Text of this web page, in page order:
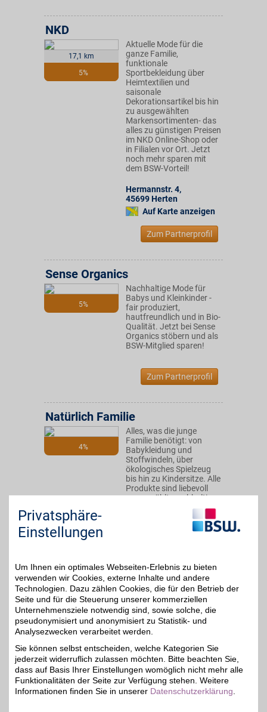
17,1 km
5%
NKD
Aktuelle Mode für die
ganze Familie,
funktionale
Sportbekleidung über
Heimtextilien und
saisonale
Dekorationsartikel bis hin
zu ausgewählten
Markensortimenten- das
alles zu günstigen Preisen
im NKD Online-Shop oder
in Filialen vor Ort. Jetzt
noch mehr sparen mit
dem BSW-Vorteil!
Hermannstr. 4,
45699 Herten
Auf Karte anzeigen
Zum Partnerprofil
5%
Sense Organics
Nachhaltige Mode für
Babys und Kleinkinder -
fair produziert,
hautfreundlich und in Bio-
Qualität. Jetzt bei Sense
Organics stöbern und als
BSW-Mitglied sparen!
Zum Partnerprofil
4%
Natürlich Familie
Alles, was die junge
Familie benötigt: von
Babykleidung und
Stoffwindeln, über
ökologisches Spielzeug
bis hin zu Kindersitze. Alle
Produkte sind liebevoll
ausgewählt, nachhaltig
und aus natürlichen
entdecken und mit
Zum Partnerprofil
8%
Osann
Osann legt den Fokus auf
Kinderautositze bis 12
Jahre und Kinderwagen,
welche Ihren individuellen
Bedürfnissen
entsprechen. Sparen Sie
Privatsphäre-
Einstellungen
Um Ihnen ein optimales Webseiten-Erlebnis zu bieten
verwenden wir Cookies, externe Inhalte und andere
Technologien. Dazu zählen Cookies, die für den Betrieb der
Seite und für die Steuerung unserer kommerziellen
Unternehmensziele notwendig sind, sowie solche, die
pseudonymisiert und anonymisiert zu Statistik- und
Analysezwecken verarbeitet werden.
Sie können selbst entscheiden, welche Kategorien Sie
jederzeit widerruflich zulassen möchten. Bitte beachten Sie,
dass auf Basis Ihrer Einstellungen womöglich nicht mehr alle
Funktionalitäten der Seite zur Verfügung stehen. Weitere
Informationen finden Sie in unserer Datenschutzerklärung